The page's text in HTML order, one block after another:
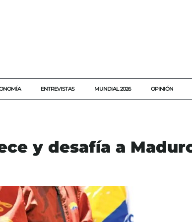
ENTREVISTAS MUNDIAL 2026 OPINIÓN
y desafía a